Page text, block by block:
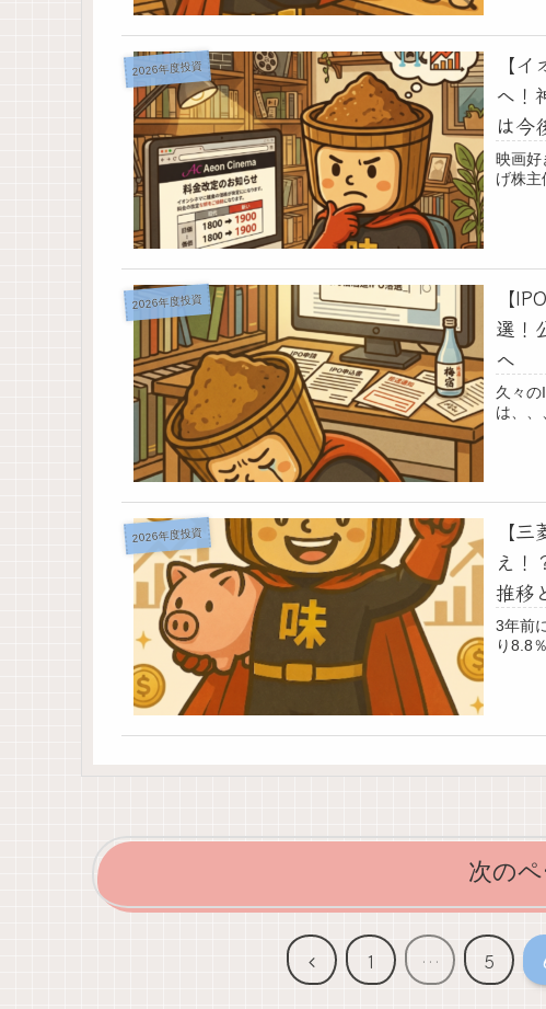
2026年度投資
【
へ！
は今
映画好
げ株主
2026年度投資
【
選！
へ
久々の
は、、
2026年度投資
【
え！
推移
3年前
り8.8
次の
前
1 … 5